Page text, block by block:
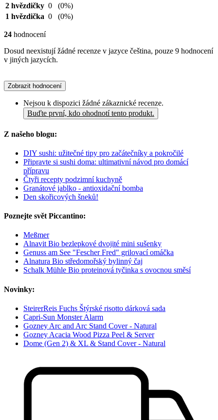
2 hvězdičky 0
(0%)
1 hvězdička 0 (0%)
24 hodnocení
Dosud neexistují žádné recenze v jazyce čeština, pouze 9 hodnocení
v jiných jazycích.
Zobrazit hodnocení
Nejsou k dispozici žádné zákaznické recenze.
Buďte první, kdo ohodnotí tento produkt.
Z našeho blogu:
DIY sushi: užitečné tipy pro začátečníky a pokročilé
Připravte si sushi doma: ultimativní návod pro domácí
přípravu
Čtyři recepty podzimní kuchyně
Granátové jablko - antioxidační bomba
Den skořicových šneků!
Poznejte svět Piccantino:
Meßmer
Alnavit Bio bezlepkové dvojité mini sušenky
Genuss am See "Fescher Fred" grilovací omáčka
Alnatura Bio středomořský bylinný čaj
Schalk Mühle Bio proteinová tyčinka s ovocnou směsí
Novinky:
SteirerReis Fuchs Štýrské risotto dárková sada
Capri-Sun Monster Alarm
Gozney Arc and Arc Stand Cover - Natural
Gozney Acacia Wood Pizza Peel & Server
Dome (Gen 2) & XL & Stand Cover - Natural